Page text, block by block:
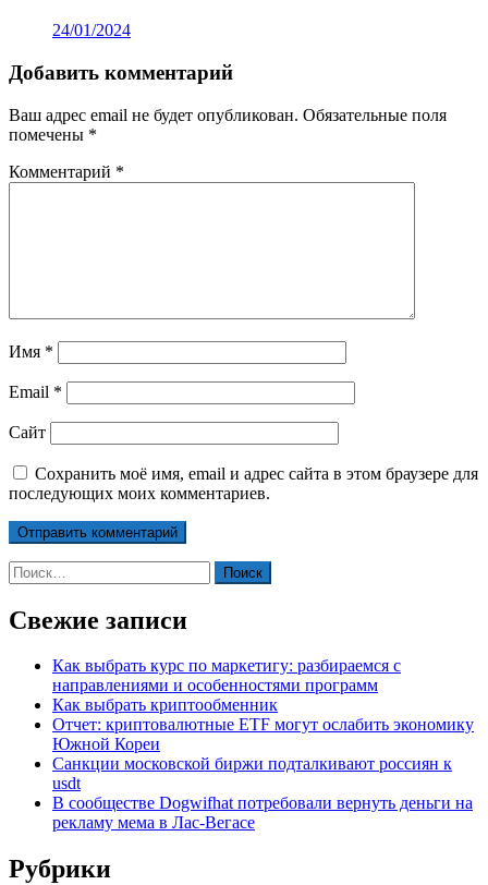
24/01/2024
Добавить комментарий
Ваш адрес email не будет опубликован. Обязательные поля
помечены *
Комментарий *
Имя *
Email *
Сайт
Сохранить моё имя, email и адрес сайта в этом браузере для
последующих моих комментариев.
Найти:
Свежие записи
Как выбрать курс по маркетигу: разбираемся с
направлениями и особенностями программ
Как выбрать криптообменник
Отчет: криптовалютные ETF могут ослабить экономику
Южной Кореи
Санкции московской биржи подталкивают россиян к
usdt
В сообществе Dogwifhat потребовали вернуть деньги на
рекламу мема в Лас-Вегасе
Рубрики